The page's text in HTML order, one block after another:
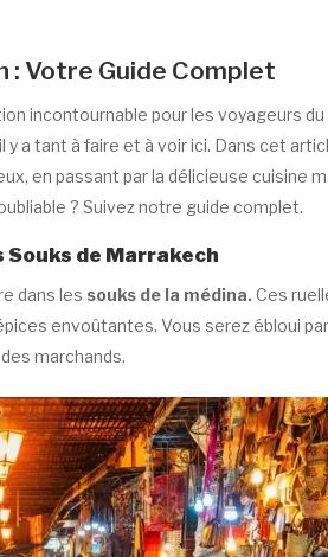
: Votre Guide Complet
incontournable pour les voyageurs
a tant à faire et à voir ici. Dans cet
en passant par la délicieuse cuisine
? Suivez notre guide complet.
Souks de Marrakech
dans les souks de la médina.Ces
envoûtantes. Vous serez ébloui
marchands.